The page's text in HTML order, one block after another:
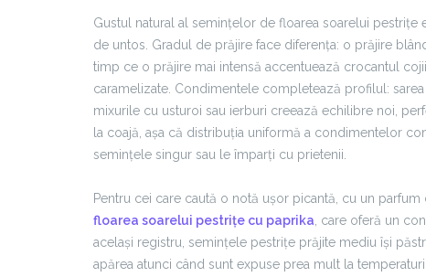
Gustul natural al semințelor de floarea soarelui
de untos. Gradul de prăjire face diferența: o prăjire
timp ce o prăjire mai intensă accentuează crocantul
caramelizate. Condimentele completează profilul:
mixurile cu usturoi sau ierburi creează echilibre noi,
la coajă, așa că distribuția uniformă a condimentelor
semințele singur sau le împarți cu prietenii.
Pentru cei care caută o notă ușor picantă, cu un
floarea soarelui pestrițe cu paprika , care oferă un
același registru, semințele pestrițe prăjite mediu își
apărea atunci când sunt expuse prea mult la